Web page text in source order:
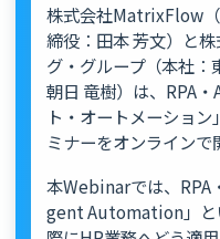
株式会社MatrixFlow
締役：田本 芳文）と​
グ・グループ（本社：
朝日 竜樹）は、RPA
ト・オートメーショ
ミナーをオンラインで
本Webinarでは、
gent Automation」と